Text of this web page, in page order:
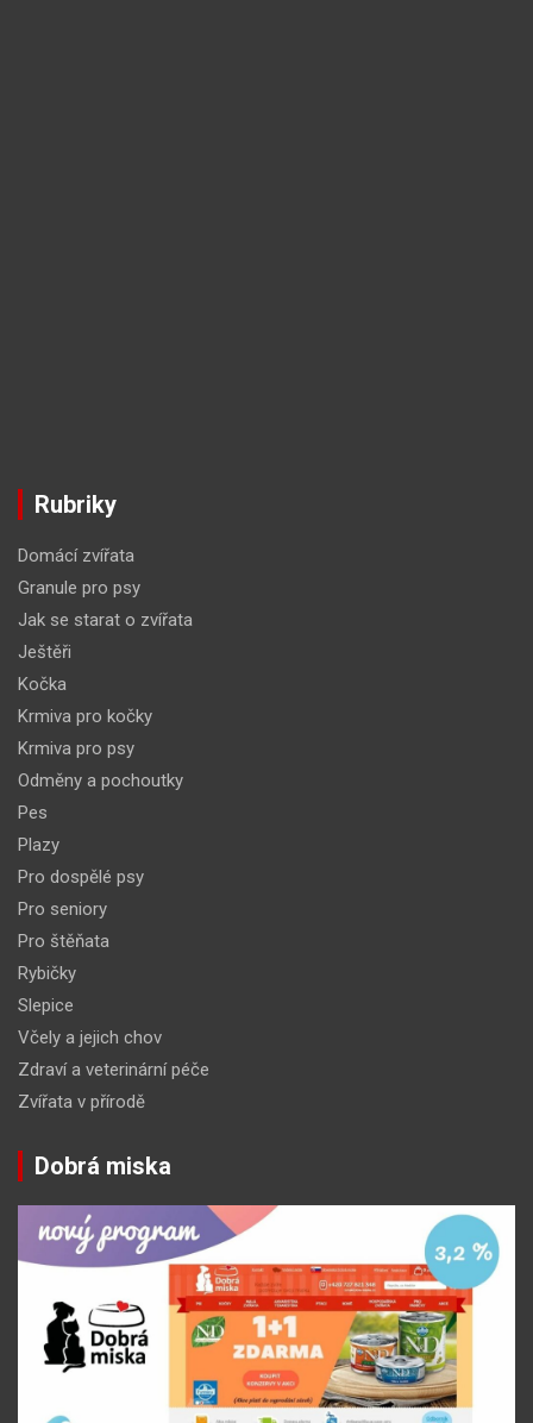
Rubriky
Domácí zvířata
Granule pro psy
Jak se starat o zvířata
Ještěři
Kočka
Krmiva pro kočky
Krmiva pro psy
Odměny a pochoutky
Pes
Plazy
Pro dospělé psy
Pro seniory
Pro štěňata
Rybičky
Slepice
Včely a jejich chov
Zdraví a veterinární péče
Zvířata v přírodě
Dobrá miska